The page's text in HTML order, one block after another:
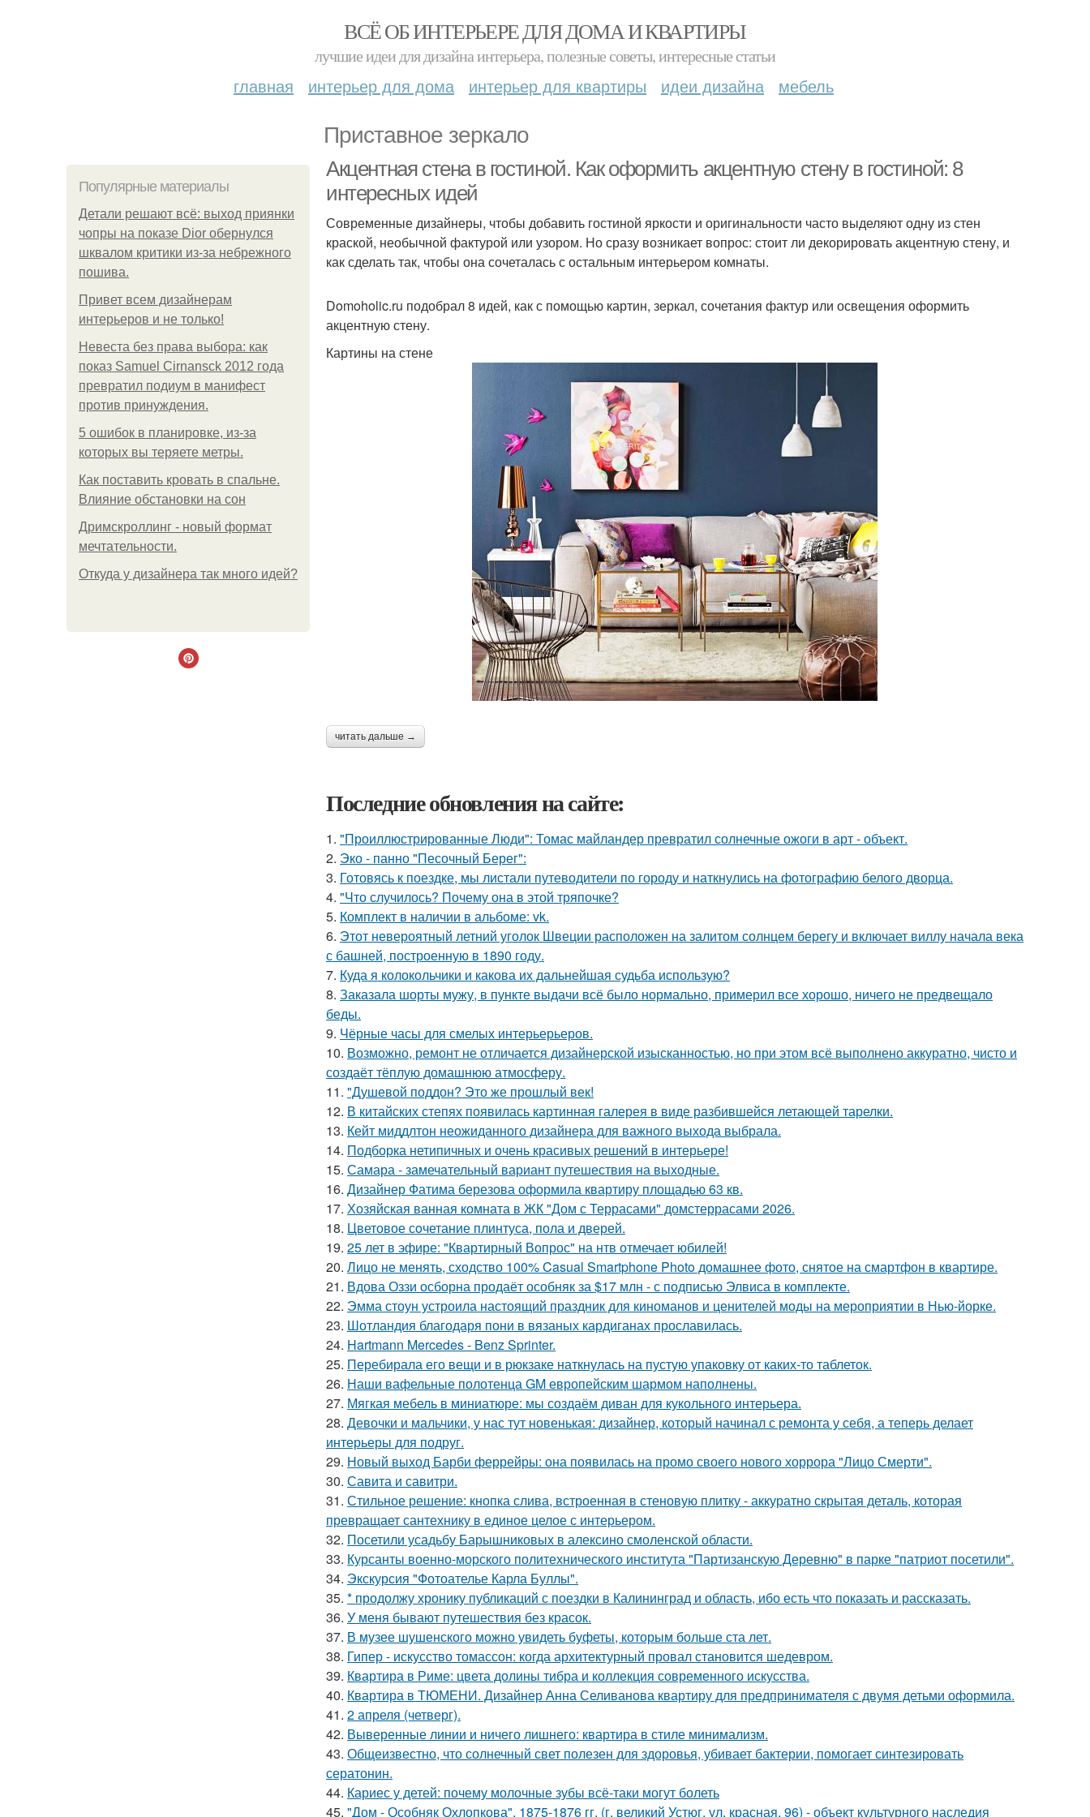
ВСЁ ОБ ИНТЕРЬЕРЕ ДЛЯ ДОМА И КВАРТИРЫ
лучшие идеи для дизайна интерьера, полезные советы, интересные статьи
главная интерьер для дома интерьер для квартиры идеи дизайна мебель
Приставное зеркало
Популярные материалы
Детали решают всё: выход приянки
чопры на показе Dior обернулся
шквалом критики из-за небрежного
пошива.
Привет всем дизайнерам
интерьеров и не только!
Невеста без права выбора: как
показ Samuel Cirnansck 2012 года
превратил подиум в манифест
против принуждения.
5 ошибок в планировке, из-за
которых вы теряете метры.
Как поставить кровать в спальне.
Влияние обстановки на сон
Дримскроллинг - новый формат
мечтательности.
Откуда у дизайнера так много идей?
Акцентная стена в гостиной. Как оформить акцентную стену в гостиной: 8
интересных идей
Современные дизайнеры, чтобы добавить гостиной яркости и оригинальности часто выделяют одну из стен
краской, необычной фактурой или узором. Но сразу возникает вопрос: стоит ли декорировать акцентную стену, и
как сделать так, чтобы она сочеталась с остальным интерьером комнаты.
Domoholic.ru подобрал 8 идей, как с помощью картин, зеркал, сочетания фактур или освещения оформить
акцентную стену.
Картины на стене
читать дальше →
Последние обновления на сайте:
1. "Проиллюстрированные Люди": Томас майландер превратил солнечные ожоги в арт - объект.
2. Эко - панно "Песочный Берег":
3. Готовясь к поездке, мы листали путеводители по городу и наткнулись на фотографию белого дворца.
4. "Что случилось? Почему она в этой тряпочке?
5. Комплект в наличии в альбоме: vk.
6. Этот невероятный летний уголок Швеции расположен на залитом солнцем берегу и включает виллу начала века
с башней, построенную в 1890 году.
7. Куда я колокольчики и какова их дальнейшая судьба использую?
8. Заказала шорты мужу, в пункте выдачи всё было нормально, примерил все хорошо, ничего не предвещало
беды.
9. Чёрные часы для смелых интерьерьеров.
10. Возможно, ремонт не отличается дизайнерской изысканностью, но при этом всё выполнено аккуратно, чисто и
создаёт тёплую домашнюю атмосферу.
11. "Душевой поддон? Это же прошлый век!
12. В китайских степях появилась картинная галерея в виде разбившейся летающей тарелки.
13. Кейт миддлтон неожиданного дизайнера для важного выхода выбрала.
14. Подборка нетипичных и очень красивых решений в интерьере!
15. Самара - замечательный вариант путешествия на выходные.
16. Дизайнер Фатима березова оформила квартиру площадью 63 кв.
17. Хозяйская ванная комната в ЖК "Дом с Террасами" домстеррасами 2026.
18. Цветовое сoчетание плинтуса, пола и дверей.
19. 25 лет в эфире: "Квартирный Вопрос" на нтв отмечает юбилей!
20. Лицо не менять, сходство 100% Casual Smartphone Photo домашнее фото, снятое на смартфон в квартире.
21. Вдова Оззи осборна продаёт особняк за $17 млн - с подписью Элвиса в комплекте.
22. Эмма стоун устроила настоящий праздник для киноманов и ценителей моды на мероприятии в Нью-йорке.
23. Шотландия благодаря пони в вязаных кардиганах прославилась.
24. Hartmann Mercedes - Benz Sprinter.
25. Перебирала его вещи и в рюкзаке наткнулась на пустую упаковку от каких-то таблеток.
26. Наши вафельные полотенца GM европейским шармом наполнены.
27. Мягкая мебель в миниатюре: мы создаём диван для кукольного интерьера.
28. Девочки и мальчики, у нас тут новенькая: дизайнер, который начинал с ремонта у себя, а теперь делает
интерьеры для подруг.
29. Новый выход Барби феррейры: она появилась на промо своего нового хоррора "Лицо Смерти".
30. Савита и савитри.
31. Стильное решение: кнопка слива, встроенная в стеновую плитку - аккуратно скрытая деталь, которая
превращает сантехнику в единое целое с интерьером.
32. Посетили усадьбу Барышниковых в алексино смоленской области.
33. Курсанты военно-морского политехнического института "Партизанскую Деревню" в парке "патриот посетили".
34. Экскурсия "Фотоателье Карла Буллы".
35. * продолжу хронику публикаций с поездки в Калининград и область, ибо есть что показать и рассказать.
36. У меня бывают путешествия без красок.
37. В музее шушенского можно увидеть буфеты, которым больше ста лет.
38. Гипер - искусство томассон: когда архитектурный провал становится шедевром.
39. Квартира в Риме: цвета долины тибра и коллекция современного искусства.
40. Квартира в ТЮМЕНИ. Дизайнер Анна Селиванова квартиру для предпринимателя с двумя детьми оформила.
41. 2 апреля (четверг).
42. Выверенные линии и ничего лишнего: квартира в стиле минимализм.
43. Общеизвестно, что солнечный свет полезен для здоровья, убивает бактерии, помогает синтезировать
сератонин.
44. Кариес у детей: почему молочные зубы всё-таки могут болеть
45. "Дом - Особняк Охлопкова", 1875-1876 гг. (г. великий Устюг, ул. красная, 96) - объект культурного наследия